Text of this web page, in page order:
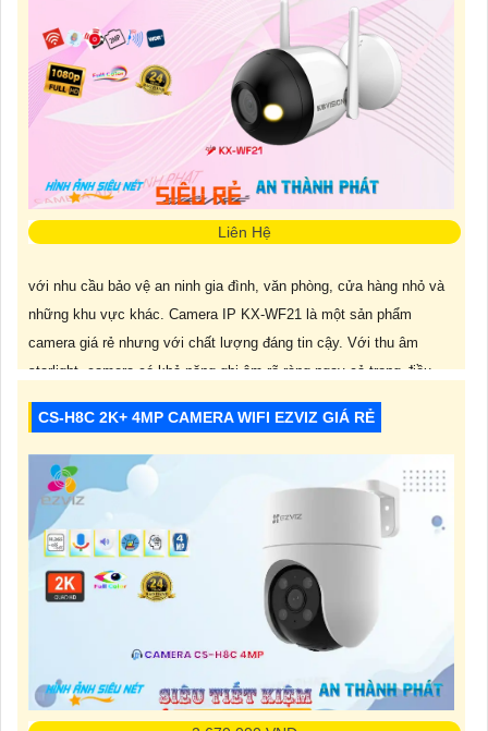
Liên Hệ
với nhu cầu bảo vệ an ninh gia đình, văn phòng, cửa hàng nhỏ và
những khu vực khác. Camera IP KX-WF21 là một sản phẩm
camera giá rẻ nhưng với chất lượng đáng tin cậy. Với thu âm
starlight, camera có khả năng ghi âm rõ ràng ngay cả trong điều
kiện ánh sáng yếu. Công nghệ H.265/H.264+/H.264 giúp
CS-H8C 2K+ 4MP CAMERA WIFI EZVIZ GIÁ RẺ